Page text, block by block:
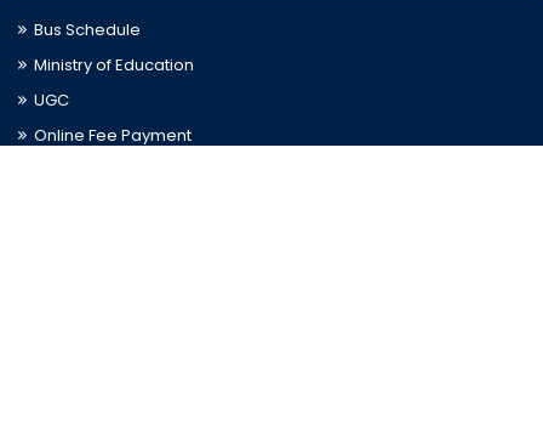
Bus Schedule
Ministry of Education
UGC
Online Fee Payment